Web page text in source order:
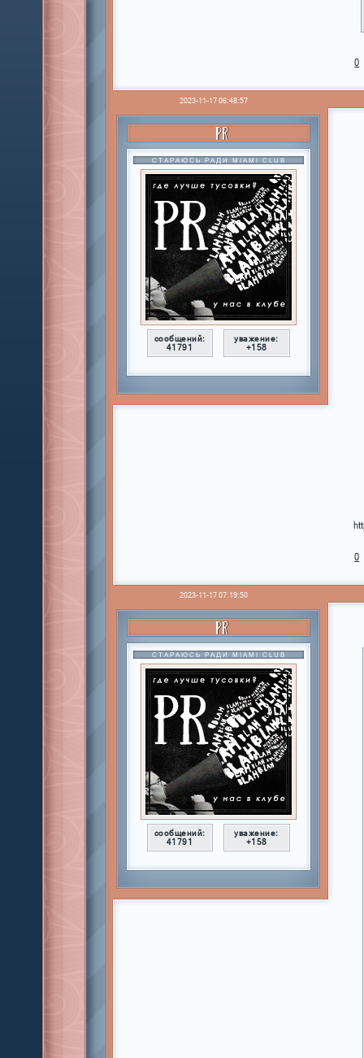
0
2023-11-17 06:48:57
PR
СТАРАЮСЬ РАДИ MIAMI CLUB
сообщений:
41791
уважение:
+158
0
2023-11-17 07:19:50
PR
СТАРАЮСЬ РАДИ MIAMI CLUB
сообщений:
41791
уважение:
+158